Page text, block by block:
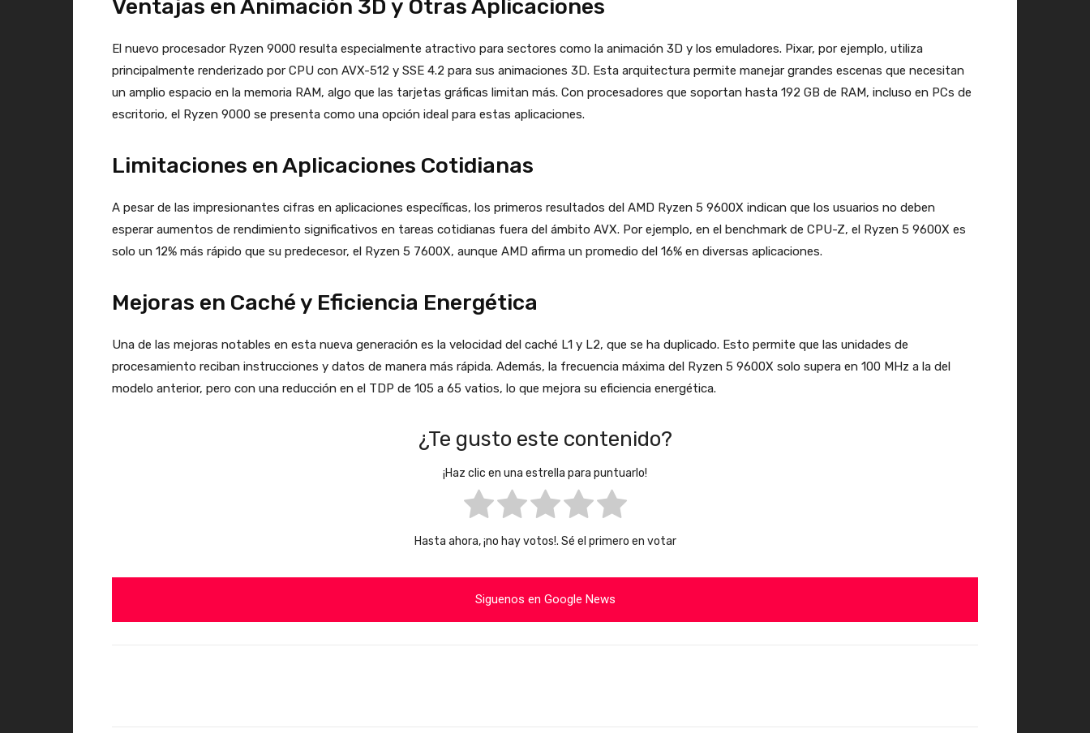
Ventajas en Animación 3D y Otras Aplicaciones
El nuevo procesador Ryzen 9000 resulta especialmente atractivo para sectores como la animación 3D y los emuladores. Pixar, por ejemplo, utiliza
principalmente renderizado por CPU con AVX-512 y SSE 4.2 para sus animaciones 3D. Esta arquitectura permite manejar grandes escenas que necesitan
un amplio espacio en la memoria RAM, algo que las tarjetas gráficas limitan más. Con procesadores que soportan hasta 192 GB de RAM, incluso en PCs de
escritorio, el Ryzen 9000 se presenta como una opción ideal para estas aplicaciones.
Limitaciones en Aplicaciones Cotidianas
A pesar de las impresionantes cifras en aplicaciones específicas, los primeros resultados del AMD Ryzen 5 9600X indican que los usuarios no deben
esperar aumentos de rendimiento significativos en tareas cotidianas fuera del ámbito AVX. Por ejemplo, en el benchmark de CPU-Z, el Ryzen 5 9600X es
solo un 12% más rápido que su predecesor, el Ryzen 5 7600X, aunque AMD afirma un promedio del 16% en diversas aplicaciones.
Mejoras en Caché y Eficiencia Energética
Una de las mejoras notables en esta nueva generación es la velocidad del caché L1 y L2, que se ha duplicado. Esto permite que las unidades de
procesamiento reciban instrucciones y datos de manera más rápida. Además, la frecuencia máxima del Ryzen 5 9600X solo supera en 100 MHz a la del
modelo anterior, pero con una reducción en el TDP de 105 a 65 vatios, lo que mejora su eficiencia energética.
¿Te gusto este contenido?
¡Haz clic en una estrella para puntuarlo!
Hasta ahora, ¡no hay votos!. Sé el primero en votar
Siguenos en Google News